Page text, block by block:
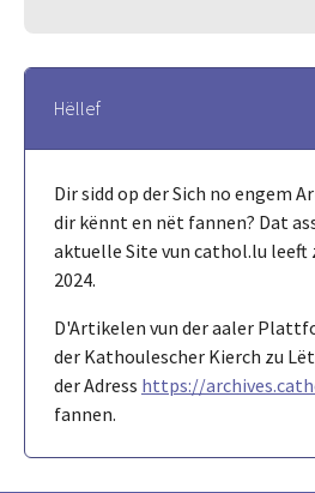
Hëllef
Dir sidd op der Sich no engem
dir kënnt en nët fannen? Dat
aktuelle Site vun cathol.lu leeft
2024.
D'Artikelen vun der aaler
der Kathoulescher Kierch zu
der Adress https://
fannen.